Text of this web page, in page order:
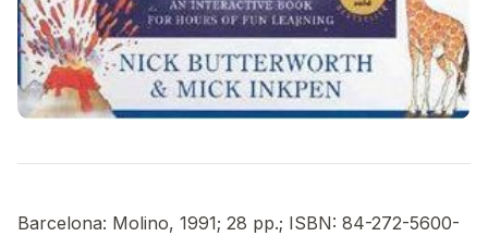
Barcelona: Molino, 1991; 28 pp.; ISBN: 84-272-5600-